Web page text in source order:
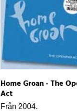
Home Groan - The
Act
Från 2004.